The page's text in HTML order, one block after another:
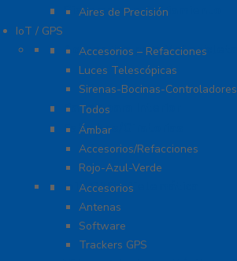
Sistemas de Enfriamiento
Aires de Precisión
IoT / GPS
Accesorios para Motocicleta
Accesorios – Refacciones
Luces Telescópicas
Sirenas-Bocinas-Controladores
Barras para Interior
Todos
Estrobos/Giratorias
Ámbar
Accesorios/Refacciones
Rojo-Azul-Verde
IoT, GPS y Telemática
Accesorios
Antenas
Software
Trackers GPS